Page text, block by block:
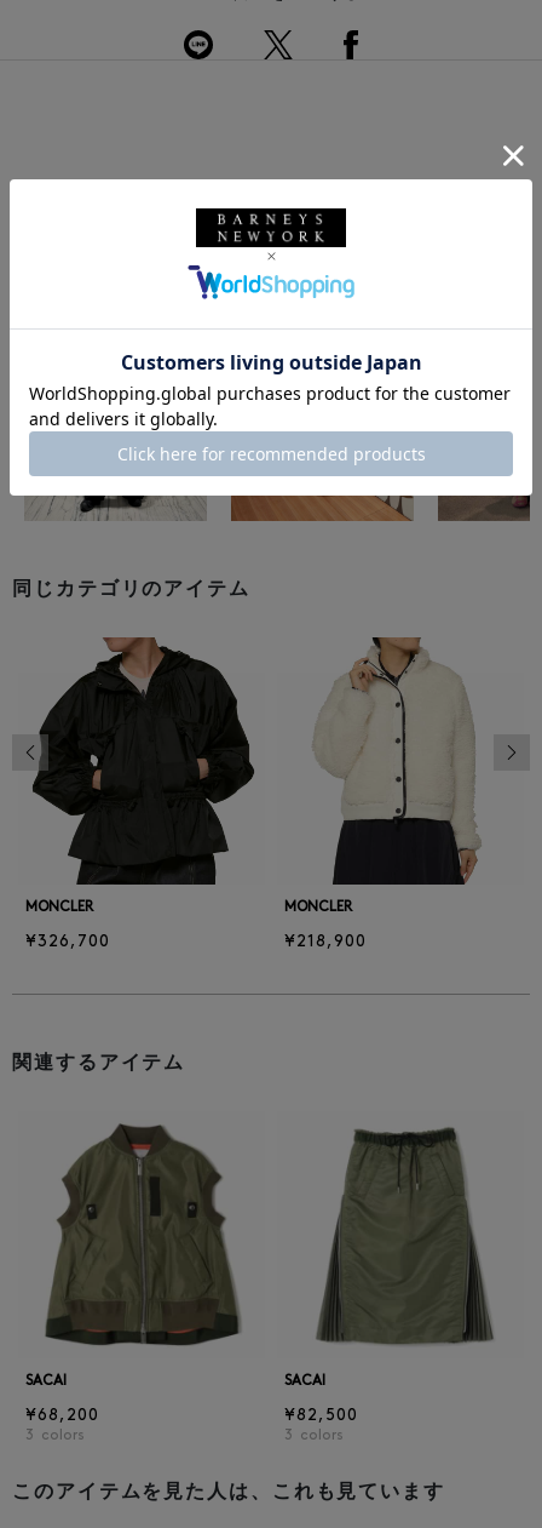
このアイテムを使用したスタイリング
同じカテゴリのアイテム
MONCLER
¥326,700
MONCLER
¥218,900
前の画像
関連するアイテム
SACAI
¥68,200
3 colors
SACAI
¥82,500
3 colors
このアイテムを見た人は、これも見ています